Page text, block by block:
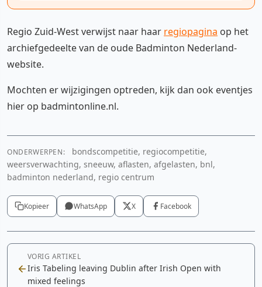
Regio Zuid-West verwijst naar haar regiopagina op het
archiefgedeelte van de oude Badminton Nederland-
website.
Mochten er wijzigingen optreden, kijk dan ook eventjes
hier op badmintonline.nl.
ONDERWERPEN:
bondscompetitie, regiocompetitie,
weersverwachting, sneeuw, aflasten, afgelasten, bnl,
badminton nederland, regio centrum
Kopieer WhatsApp X Facebook
VORIG ARTIKEL
Iris Tabeling leaving Dublin after Irish Open with
mixed feelings